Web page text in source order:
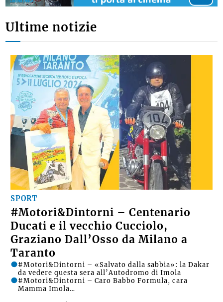
Ultime notizie
SPORT
#Motori&Dintorni – Centenario
Ducati e il vecchio Cucciolo,
Graziano Dall’Osso da Milano a
Taranto
#Motori&Dintorni – «Salvato dalla sabbia»: la Dakar
da vedere questa sera all’Autodromo di Imola
#Motori&Dintorni – Caro Babbo Formula, cara
Mamma Imola…